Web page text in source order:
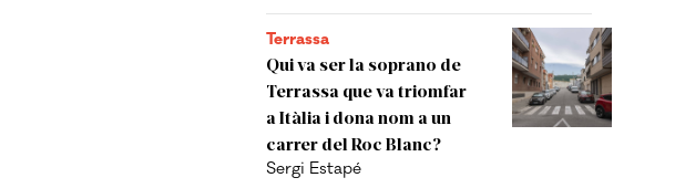
Terrassa
Qui va ser la soprano de
Terrassa que va triomfar
a Itàlia i dona nom a un
carrer del Roc Blanc?
Sergi Estapé